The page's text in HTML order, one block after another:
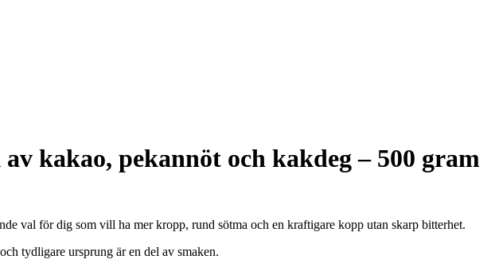
kakao, pekannöt och kakdeg – 500 gram
val för dig som vill ha mer kropp, rund sötma och en kraftigare kopp utan skarp bitterhet.
tydligare ursprung är en del av smaken.